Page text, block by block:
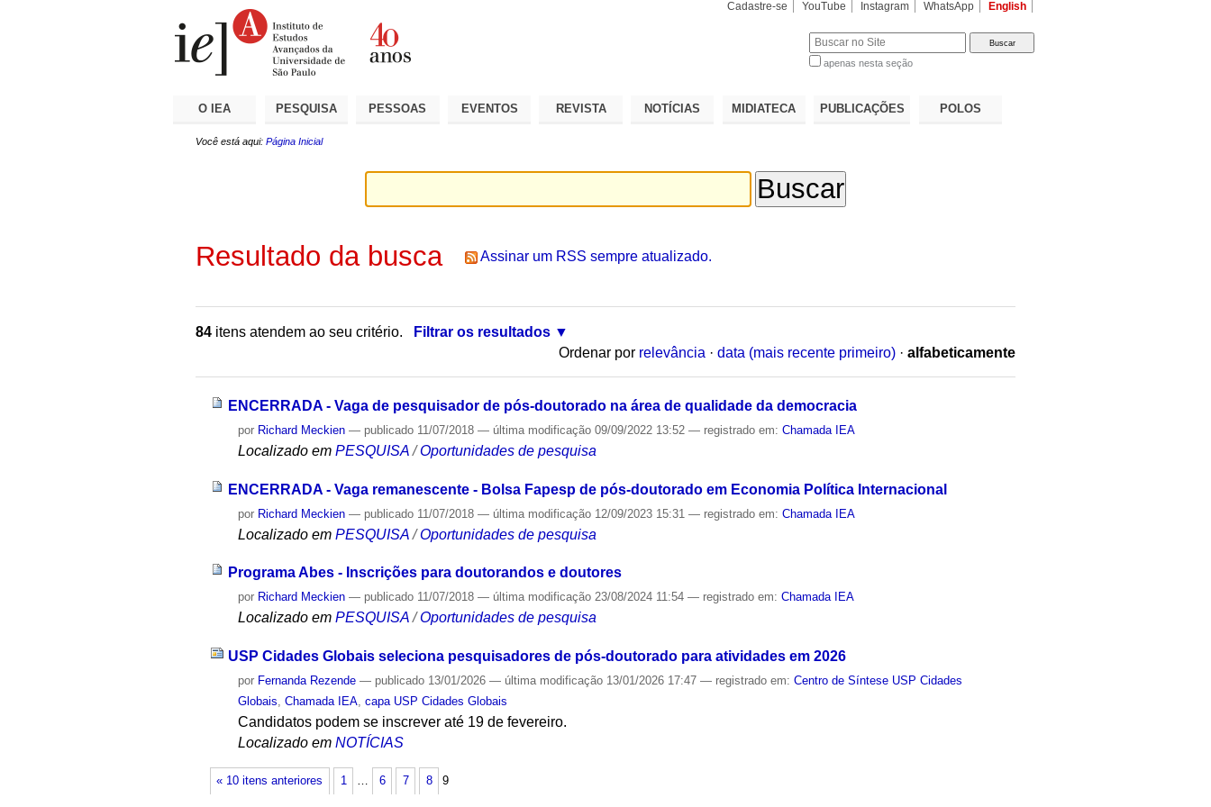
Cadastre-se YouTube Instagram WhatsApp English
apenas nesta seção
O IEA PESQUISA PESSOAS EVENTOS REVISTA NOTÍCIAS MIDIATECA PUBLICAÇÕES POLOS
Você está aqui: Página Inicial
Resultado da busca Assinar um RSS sempre atualizado.
84 itens atendem ao seu critério.
Filtrar os resultados
Ordenar por relevância · data (mais recente primeiro) · alfabeticamente
ENCERRADA - Vaga de pesquisador de pós-doutorado na área de qualidade da democracia
por Richard Meckien — publicado 11/07/2018— última modificação 09/09/2022 13:52— registrado em:Chamada IEA
Localizado em PESQUISA /Oportunidades de pesquisa
ENCERRADA - Vaga remanescente - Bolsa Fapesp de pós-doutorado em Economia Política Internacional
por Richard Meckien — publicado 11/07/2018— última modificação 12/09/2023 15:31— registrado em:Chamada IEA
Localizado em PESQUISA /Oportunidades de pesquisa
Programa Abes - Inscrições para doutorandos e doutores
por Richard Meckien — publicado 11/07/2018— última modificação 23/08/2024 11:54— registrado em:Chamada IEA
Localizado em PESQUISA /Oportunidades de pesquisa
USP Cidades Globais seleciona pesquisadores de pós-doutorado para atividades em 2026
por Fernanda Rezende — publicado 13/01/2026— última modificação 13/01/2026 17:47— registrado em:Centro de Síntese USP Cidades
Globais,Chamada IEA,capa USP Cidades Globais
Candidatos podem se inscrever até 19 de fevereiro.
Localizado em NOTÍCIAS
« 10 itens anteriores 1 … 6 7 8 9